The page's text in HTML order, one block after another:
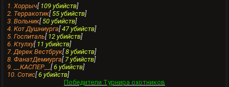
1. Хоррыч[ 109 убийств]
2. Терракотик[ 55 убийств]
3. Вольник[ 50 убийств]
4. Кот Душниурга[ 47 убийств]
5. Госпитaль[ 12 убийств]
6. Ктулху[ 11 убийств]
7. Дерек Вестбрук[ 8 убийств]
8. ФанатДемиурга[ 7 убийств]
9. __КАСПЕР__ [ 6 убийств]
10. Сотис[ 6 убийств]
Победители Турнира охотников